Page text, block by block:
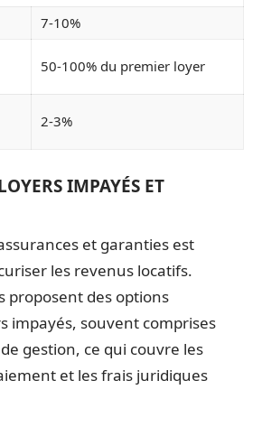
7-10%
50-100% du premier loyer
2-3%
IMPAYÉS ET
et garanties est
les revenus locatifs.
proposent des options
impayés, souvent comprises
gestion, ce qui couvre les
et les frais juridiques